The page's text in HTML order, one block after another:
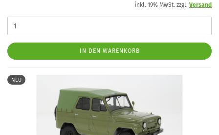
inkl. 19% MwSt. zzgl. Versand
IN DEN WARENKORB
NEU